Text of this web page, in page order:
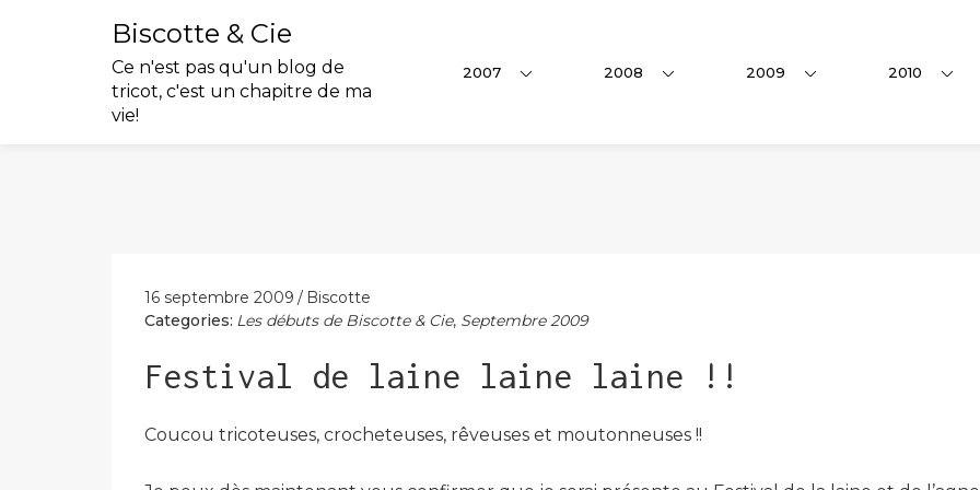
Biscotte & Cie
Ce n'est pas qu'un blog de
tricot, c'est un chapitre de ma
vie!
2007 2008 2009 2010
16 septembre 2009
Biscotte
Categories: Les débuts de Biscotte & Cie, Septembre 2009
Festival de laine laine laine !!
Coucou tricoteuses, crocheteuses, rêveuses et moutonneuses !!